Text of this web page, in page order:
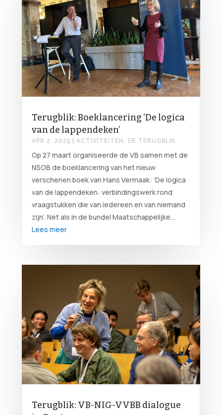
Terugblik: Boeklancering ‘De logica
van de lappendeken’
APR 2, 2025 ACTIVITEITEN , DE TERUGBLIK
Op 27 maart organiseerde de VB samen met de
NSOB de boeklancering van het nieuw
verschenen boek van Hans Vermaak: ‘De logica
van de lappendeken: verbindingswerk rond
vraagstukken die van iedereen en van niemand
zijn’. Net als in de bundel Maatschappelijke...
Lees meer
Terugblik: VB-NIG-VVBB dialogue